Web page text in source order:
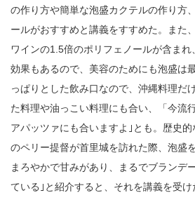
の作り方や簡単な泡盛カクテルの作り方
ールがおすすめと講義をすすめた。また
ワインの1.5倍のポリフェノールが含ま
効果もあるので、美容のためにも泡盛は
っぱりとした飲み口なので、沖縄料理だ
た料理や油っこい料理にも合い、「今流
アパッツァにも合いますよ｣とも。歴史
のペリー提督が首里城を訪れた際、泡盛
まろやかで甘みがあり、まるでブランデ
ている｣と紹介すると、それを講義を受